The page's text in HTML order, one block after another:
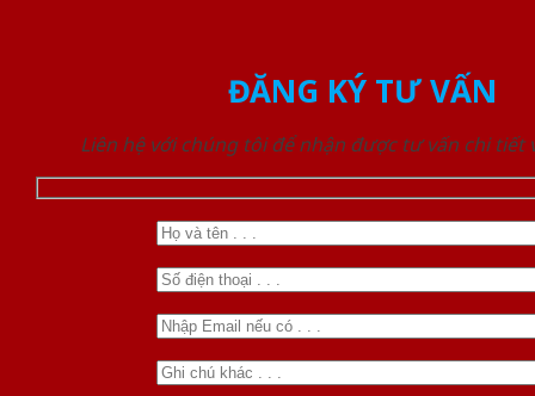
ĐĂNG KÝ TƯ VẤN
Liên hệ với chúng tôi để nhận được tư vấn chi tiết